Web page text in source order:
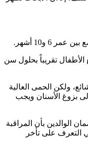
6 و10 أشهر.
جميع الأطفال تقريباً بحلول سن
ولكن الحمى العالية
بزوغ الأسنان ويجب
الوالدين بأن المراقبة
التعرف على تأخر